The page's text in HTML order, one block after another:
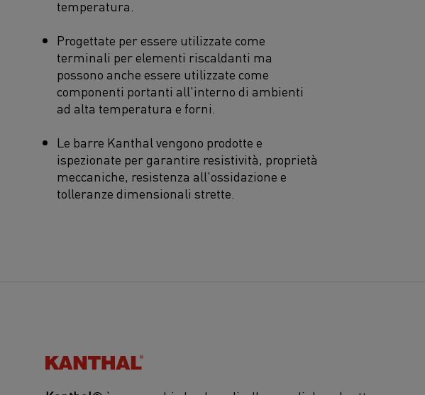
temperatura.
Progettate per essere utilizzate come
terminali per elementi riscaldanti ma
possono anche essere utilizzate come
componenti portanti all'interno di ambienti
ad alta temperatura e forni.
Le barre Kanthal vengono prodotte e
ispezionate per garantire resistività, proprietà
meccaniche, resistenza all'ossidazione e
tolleranze dimensionali strette.
Kanthal®